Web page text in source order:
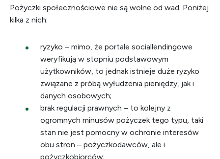
Pożyczki społecznościowe nie są wolne od wad. Poniżej
kilka z nich:
ryzyko – mimo, że portale sociallendingowe
weryfikują w stopniu podstawowym
użytkowników, to jednak istnieje duże ryzyko
związane z próbą wyłudzenia pieniędzy, jak i
danych osobowych;
brak regulacji prawnych – to kolejny z
ogromnych minusów pożyczek tego typu, taki
stan nie jest pomocny w ochronie interesów
obu stron – pożyczkodawców, ale i
pożyczkobiorców;